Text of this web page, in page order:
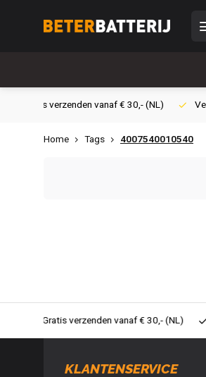
Verzendkosten € 2,95 (NL)
Home Tags 4007540010540
Verzendkosten € 2,95 (NL)
KLANTENSERVICE